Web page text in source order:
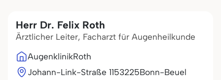
Herr Dr. Felix Roth
Ärztlicher Leiter, Facharzt für Augenheilkunde
AugenklinikRoth
Johann-Link-Straße 1153225Bonn-Beuel